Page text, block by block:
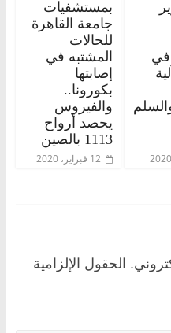
في
بمستشفيات
جامعة القاهرة
للحالات
المشتبه في
إصابتها
بكورونا..
والفيروس
يحصد أرواح
1113 بالصين
12 فبراير، 2020
الحقول الإلزامية